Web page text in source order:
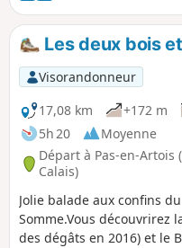
Les deux bois
Visorandonneur
17,08 km
+172 m
5h 20
Moyenne
Départ à Pas-en-Artois
Calais)
Jolie balade aux confins
Somme.Vous découvrirez
des dégâts en 2016) et le